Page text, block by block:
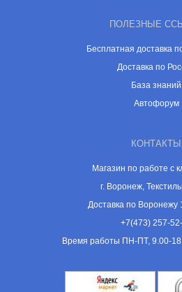
ПОЛЕЗНЫЕ
Бесплатная доставка
Доставка по
База знаний
Автофорум
КОНТАКТЫ
Магазин по работе с
г. Воронеж,
Доставка по Воронежу
+7(473) 257-
Время работы ПН-ПТ, 9.00-